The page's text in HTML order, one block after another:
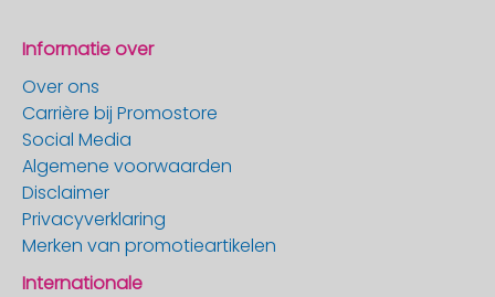
Informatie over
Over ons
Carrière bij Promostore
Social Media
Algemene voorwaarden
Disclaimer
Privacyverklaring
Merken van promotieartikelen
Internationale